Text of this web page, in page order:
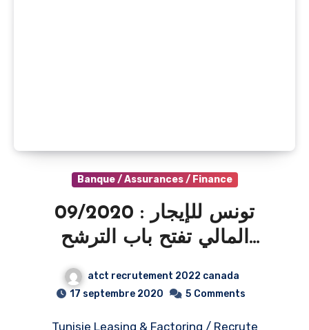
Banque / Assurances / Finance
09/2020 : تونس للإيجار
المالي تفتح باب الترشح
atct recrutement 2022 canada
17 septembre 2020
5 Comments
Tunisie Leasing & Factoring / Recrute